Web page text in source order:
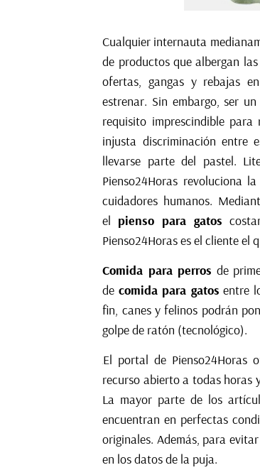
Cualquier internauta
de productos que albergan
ofertas, gangas y rebajas
estrenar. Sin embargo, ser
requisito imprescindible
injusta discriminación entre
llevarse parte del pastel.
Pienso24Horas revoluciona
cuidadores humanos.
el pienso para gatos
Pienso24Horas es el cliente el
Comida para perros de
de comida para gatos entre
fin, canes y felinos podrán
golpe de ratón (tecnológico).
El portal de Pienso24Horas
recurso abierto a todas horas
La mayor parte de los
encuentran en perfectas
originales. Además, para
en los datos de la puja.